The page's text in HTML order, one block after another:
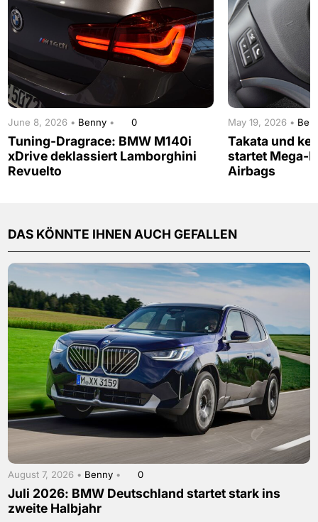
June 8, 2026 • Benny • 0
Tuning-Dragrace: BMW M140i
xDrive deklassiert Lamborghini
Revuelto
May 19, 2026 •
Takata und
startet Mega-
Airbags
DAS KÖNNTE IHNEN AUCH GEFALLEN
August 7, 2026 • Benny • 0
Juli 2026: BMW Deutschland startet stark ins
zweite Halbjahr